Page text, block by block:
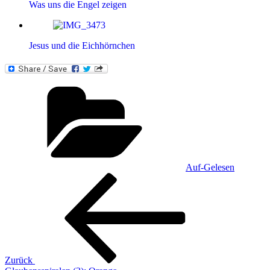
Was uns die Engel zeigen
Jesus und die Eichhörnchen
Auf-Gelesen
Beitragsnavigation
Zurück